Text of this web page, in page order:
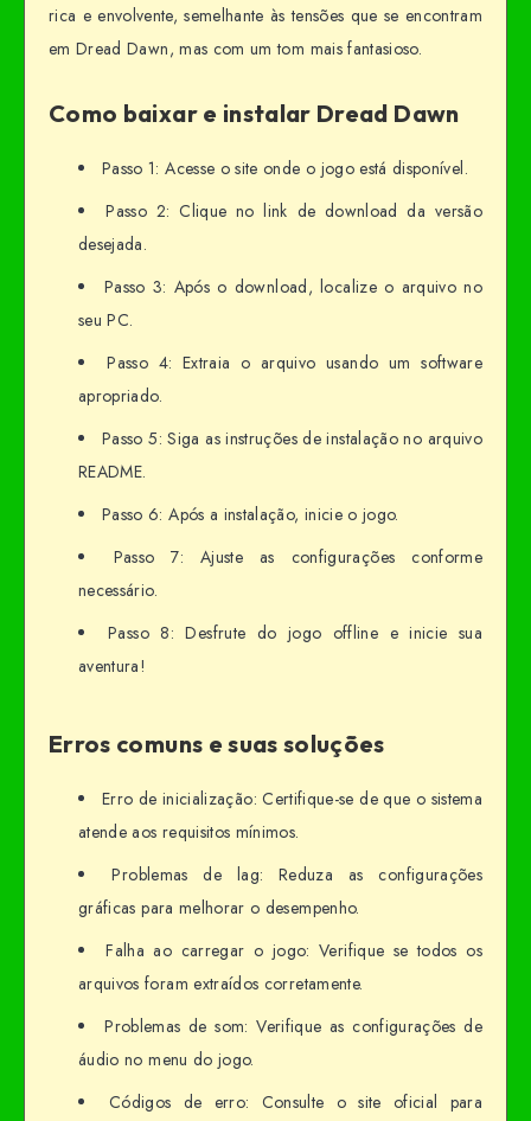
rica e envolvente, semelhante às tensões que se encontram
em Dread Dawn, mas com um tom mais fantasioso.
Como baixar e instalar Dread Dawn
Passo 1: Acesse o site onde o jogo está disponível.
Passo 2: Clique no link de download da versão
desejada.
Passo 3: Após o download, localize o arquivo no
seu PC.
Passo 4: Extraia o arquivo usando um software
apropriado.
Passo 5: Siga as instruções de instalação no arquivo
README.
Passo 6: Após a instalação, inicie o jogo.
Passo 7: Ajuste as configurações conforme
necessário.
Passo 8: Desfrute do jogo offline e inicie sua
aventura!
Erros comuns e suas soluções
Erro de inicialização: Certifique-se de que o sistema
atende aos requisitos mínimos.
Problemas de lag: Reduza as configurações
gráficas para melhorar o desempenho.
Falha ao carregar o jogo: Verifique se todos os
arquivos foram extraídos corretamente.
Problemas de som: Verifique as configurações de
áudio no menu do jogo.
Códigos de erro: Consulte o site oficial para